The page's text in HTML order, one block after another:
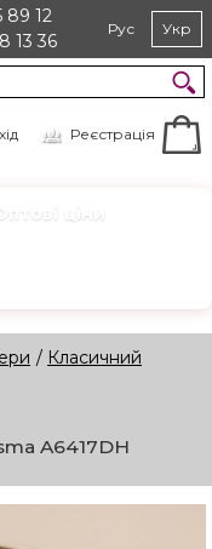
89 12
13 36
Рус Укр
Реєстрація
Оптові ціни
/ Класичний
A6417DH